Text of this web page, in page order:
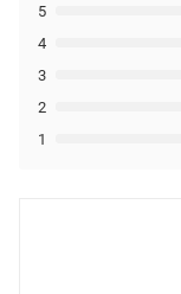
1
2
3
4
5